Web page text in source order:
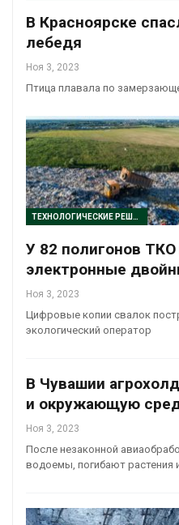
В Красноярске
лебедя
Ноя 3, 2023
Птица плавала по
ТЕХНОЛОГИЧЕСКИЕ РЕШЕНИЯ
У 82 полигонов
электронные
Ноя 3, 2023
Цифровые копии свалок
экологический оператор
В Чувашии
и окружающую
Ноя 3, 2023
После незаконной
водоемы, погибают растения